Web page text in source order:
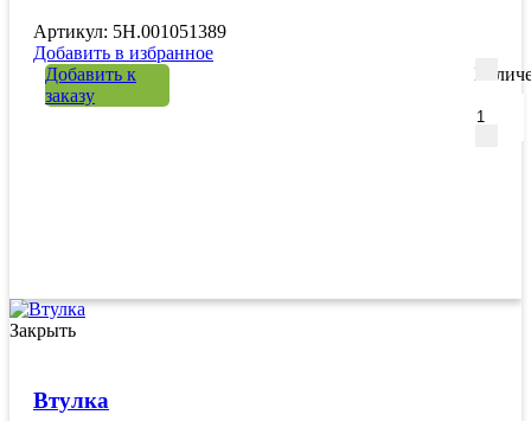
Артикул: 5H.001051389
Добавить в избранное
Добавить к
заказу
Закрыть
Втулка